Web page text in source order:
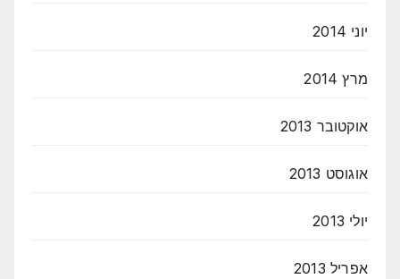
יוני 2014
מרץ 2014
אוקטובר 2013
אוגוסט 2013
יולי 2013
אפריל 2013